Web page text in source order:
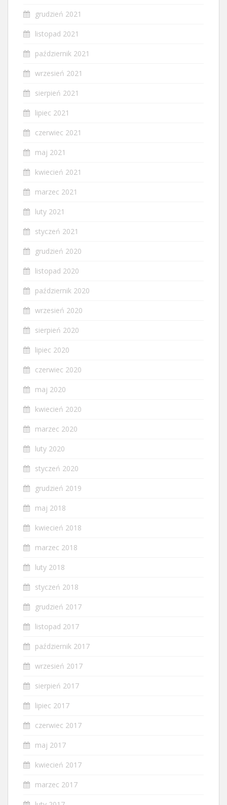
grudzień 2021
listopad 2021
październik 2021
wrzesień 2021
sierpień 2021
lipiec 2021
czerwiec 2021
maj 2021
kwiecień 2021
marzec 2021
luty 2021
styczeń 2021
grudzień 2020
listopad 2020
październik 2020
wrzesień 2020
sierpień 2020
lipiec 2020
czerwiec 2020
maj 2020
kwiecień 2020
marzec 2020
luty 2020
styczeń 2020
grudzień 2019
maj 2018
kwiecień 2018
marzec 2018
luty 2018
styczeń 2018
grudzień 2017
listopad 2017
październik 2017
wrzesień 2017
sierpień 2017
lipiec 2017
czerwiec 2017
maj 2017
kwiecień 2017
marzec 2017